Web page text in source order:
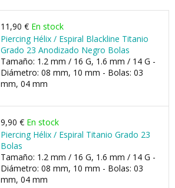
11,90 € En stock
Piercing Hélix / Espiral Blackline Titanio
Grado 23 Anodizado Negro Bolas
Tamaño: 1.2 mm / 16 G, 1.6 mm / 14 G -
Diámetro: 08 mm, 10 mm - Bolas: 03
mm, 04 mm
9,90 € En stock
Piercing Hélix / Espiral Titanio Grado 23
Bolas
Tamaño: 1.2 mm / 16 G, 1.6 mm / 14 G -
Diámetro: 08 mm, 10 mm - Bolas: 03
mm, 04 mm